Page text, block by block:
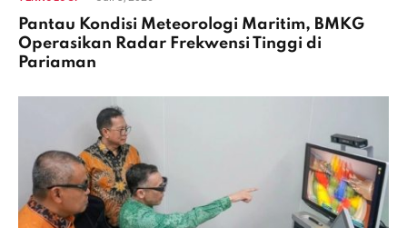
Pantau Kondisi Meteorologi Maritim, BMKG
Operasikan Radar Frekwensi Tinggi di
Pariaman